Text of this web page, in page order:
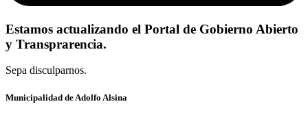
Estamos actualizando el Portal de Gobierno Abierto
y Transprarencia.
Sepa disculparnos.
Municipalidad de Adolfo Alsina